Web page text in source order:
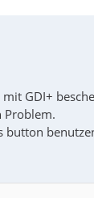
GDI+
Problem.
button